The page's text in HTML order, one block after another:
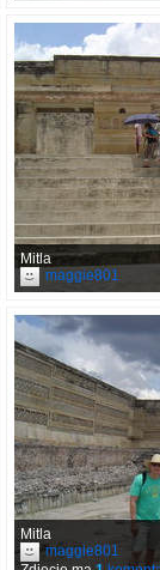
Mitla
maggie801
Mitla
maggie801